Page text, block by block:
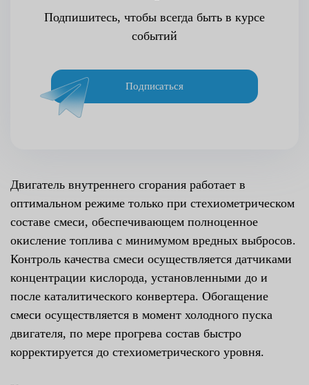
Подпишитесь, чтобы всегда быть в курсе
событий
Подписаться
Двигатель внутреннего сгорания работает в
оптимальном режиме только при стехиометрическом
составе смеси, обеспечивающем полноценное
окисление топлива с минимумом вредных выбросов.
Контроль качества смеси осуществляется датчиками
концентрации кислорода, установленными до и
после каталитического конвертера. Обогащение
смеси осуществляется в момент холодного пуска
двигателя, по мере прогрева состав быстро
корректируется до стехиометрического уровня.